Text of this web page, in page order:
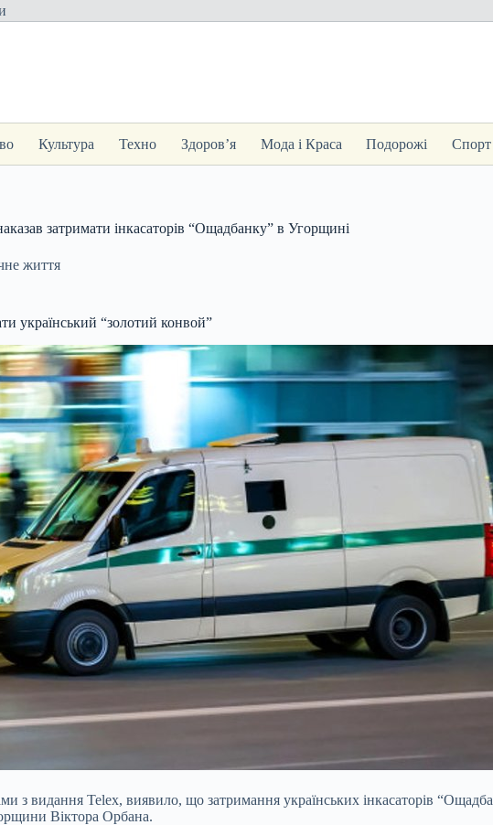
Культура Техно Здоров’я Мода і Краса Подорожі Спорт
затримати інкасаторів “Ощадбанку” в Угорщині
життя
український “золотий конвой”
з видання Telex, виявило, що затримання українських інкасаторів
Віктора Орбана.